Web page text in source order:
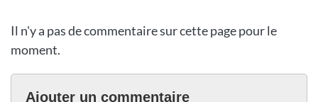
Il n'y a pas de commentaire sur cette page pour le
moment.
Ajouter un commentaire